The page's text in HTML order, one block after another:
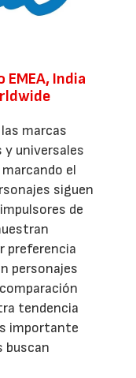
EMEA, India
marcas
y universales
el
siguen
de
preferencia
personajes
tendencia
importante
buscan